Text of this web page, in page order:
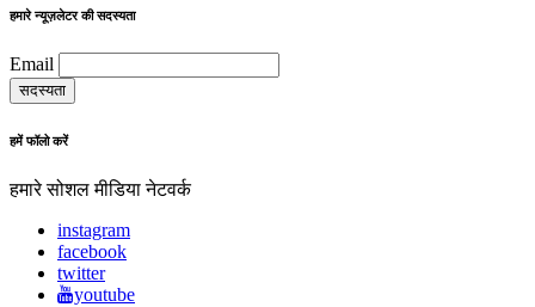
हमारे न्यूज़लेटर की सदस्यता
Email
हमें फॉलो करें
हमारे सोशल मीडिया नेटवर्क
instagram
facebook
twitter
youtube